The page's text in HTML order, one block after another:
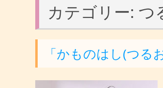
カテゴリー: つ
「かものはし(つる